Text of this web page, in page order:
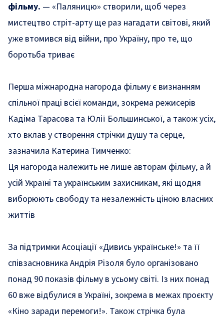
фільму. — «Паляницю» створили, щоб через
мистецтво стріт-арту ще раз нагадати світові, який
уже втомився від війни, про Україну, про те, що
боротьба триває
Перша міжнародна нагорода фільму є визнанням
спільної праці всієї команди, зокрема режисерів
Кадіма Тарасова та Юлії Большинської, а також усіх,
хто вклав у створення стрічки душу та серце,
зазначила Катерина Тимченко:
Ця нагорода належить не лише авторам фільму, а й
усій Україні та українським захисникам, які щодня
виборюють свободу та незалежність ціною власних
життів
За підтримки Асоціації «Дивись українське!» та її
співзасновника Андрія Різоля було організовано
понад 90 показів фільму в усьому світі. Із них понад
60 вже відбулися в Україні, зокрема в межах проєкту
«Кіно заради перемоги!». Також стрічка була